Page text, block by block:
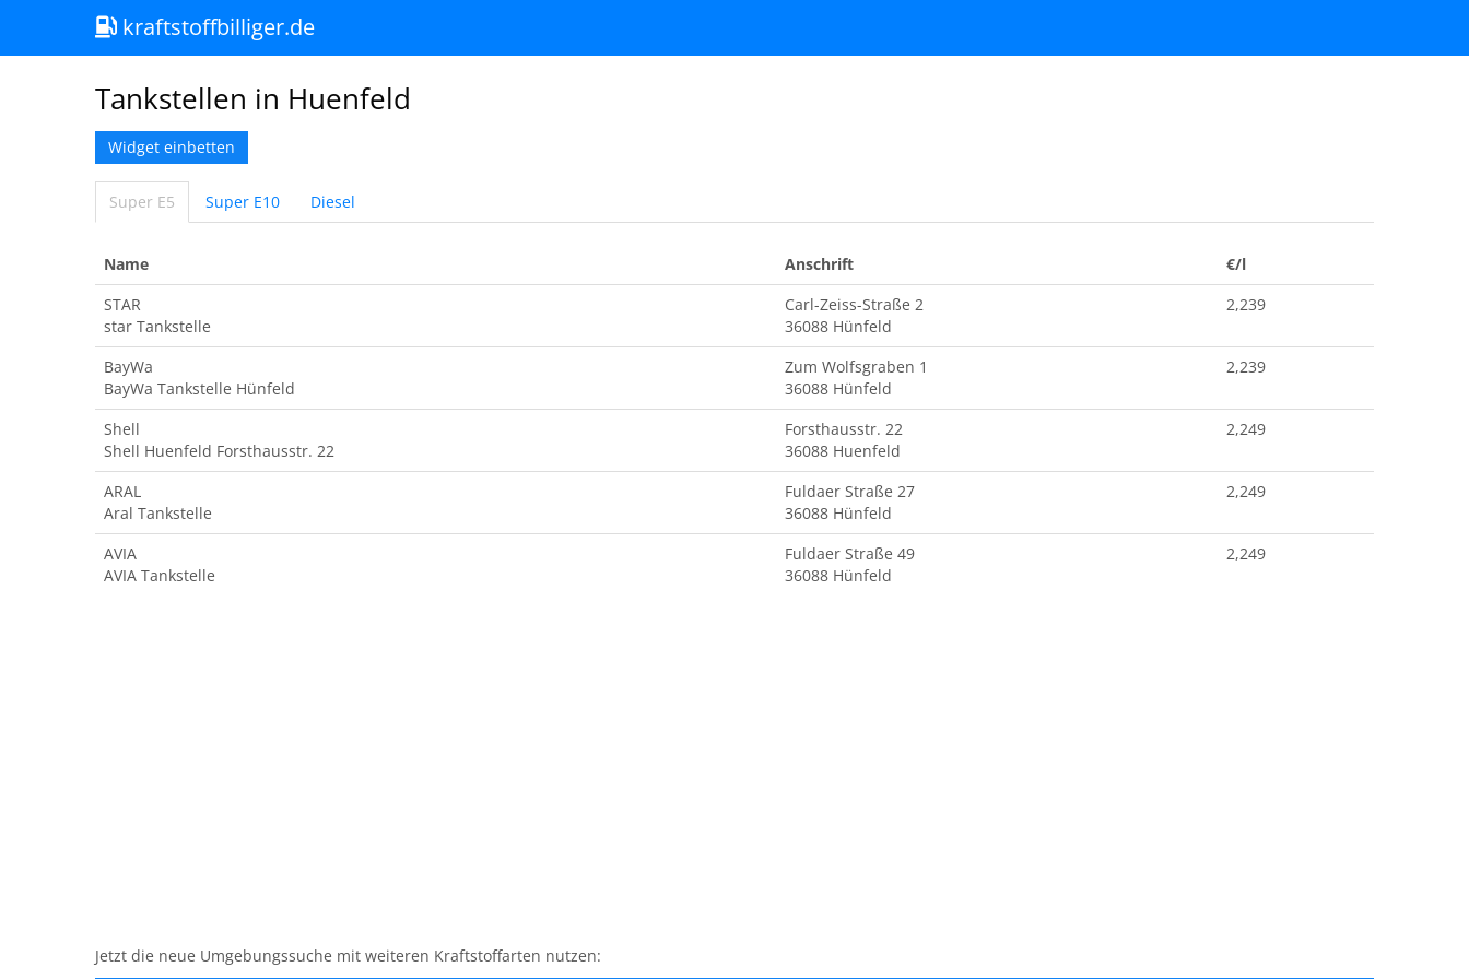
kraftstoffbilliger.de
Tankstellen in Huenfeld
Widget einbetten
Super E5 Super E10 Diesel
Name Anschrift
€/l
STAR
star Tankstelle
Carl-Zeiss-Straße 2
36088 Hünfeld
2,239
BayWa
BayWa Tankstelle Hünfeld
Zum Wolfsgraben 1
36088 Hünfeld
2,239
Shell
Shell Huenfeld Forsthausstr. 22
Forsthausstr. 22
36088 Huenfeld
2,249
ARAL
Aral Tankstelle
Fuldaer Straße 27
36088 Hünfeld
2,249
AVIA
AVIA Tankstelle
Fuldaer Straße 49
36088 Hünfeld
2,249
Jetzt die neue Umgebungssuche mit weiteren Kraftstoffarten nutzen: